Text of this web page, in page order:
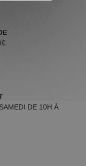
DE 10H À